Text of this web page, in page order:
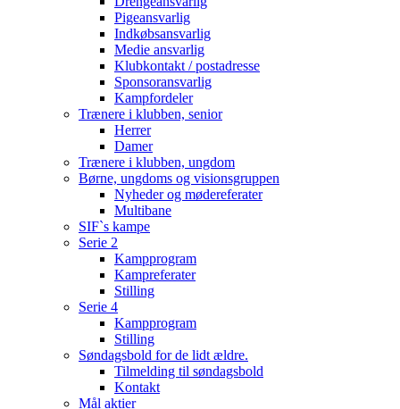
Pigeansvarlig
Indkøbsansvarlig
Medie ansvarlig
Klubkontakt / postadresse
Sponsoransvarlig
Kampfordeler
Trænere i klubben, senior
Herrer
Damer
Trænere i klubben, ungdom
Børne, ungdoms og visionsgruppen
Nyheder og mødereferater
Multibane
SIF`s kampe
Serie 2
Kampprogram
Kampreferater
Stilling
Serie 4
Kampprogram
Stilling
Søndagsbold for de lidt ældre.
Tilmelding til søndagsbold
Kontakt
Mål aktier